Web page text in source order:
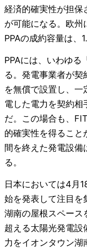
経済的確実性が担保
が可能になる。欧州
PPAの成約容量は、
PPAには、いわゆる
る。発電事業者が
を無償で設置し、
電した電力を契約相
だ。この場合も、
的確実性を得ること
間を終えた発電設備
る。
日本においては4月
始を発表して注目を
湖南の屋根スペース
超える太陽光発電設
力をイオンタウン湖